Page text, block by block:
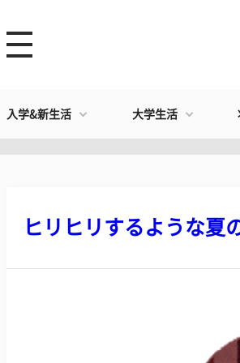
入学&新生活 大学生活
ヒリヒリするような夏